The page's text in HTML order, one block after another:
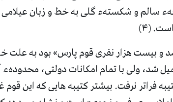
به ۳۰ هزار لوحهء سالم و شکستهء گلی به خط و زبان
(۴)
و بیست هزار نفری قوم پارس» بود به علت
شد، ولی با تمام امکانات دولتی، محدودهء
فراتر نرفت. بیشتر کتیبه هایی که این قوم